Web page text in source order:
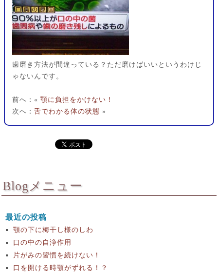
歯磨き方法が間違っている？ただ磨けばいいというわけじ
ゃないんです。
前へ：« 顎に負担をかけない！
次へ： 舌でわかる体の状態 »
Blogメニュー
最近の投稿
顎の下に梅干し様のしわ
口の中の自浄作用
片がみの習慣を続けない！
口を開ける時顎がずれる！？